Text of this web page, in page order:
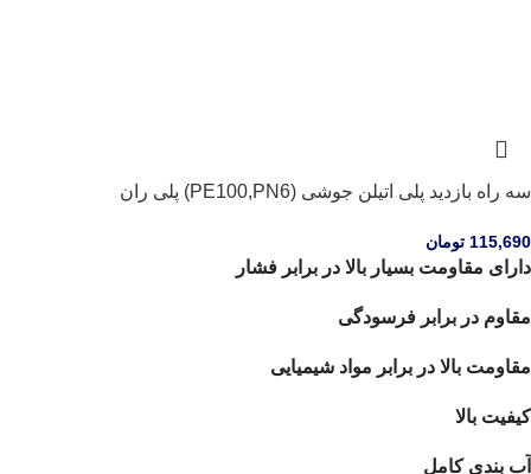
سه راه بازدید پلی اتیلن جوشی (PE100,PN6) پلی ران
115,690 تومان
دارای مقاومت بسیار بالا در برابر فشار
مقاوم در برابر فرسودگی
مقاومت بالا در برابر مواد شیمیایی
کیفیت بالا
آب بندی کامل